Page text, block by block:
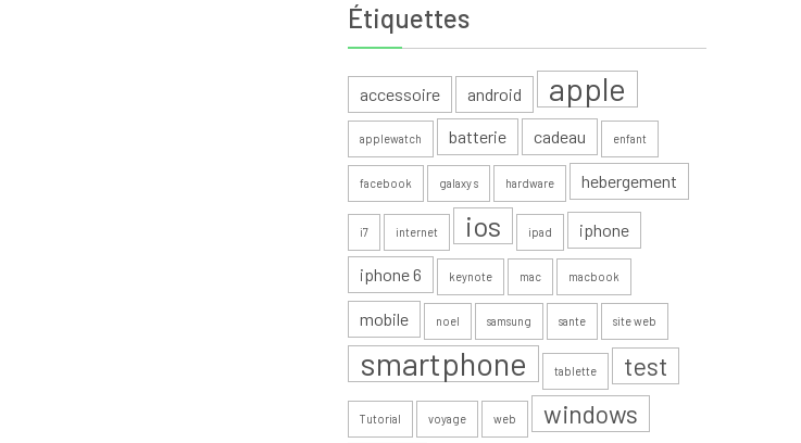
Étiquettes
accessoire android apple
applewatch batterie cadeau enfant
facebook galaxy s hardware hebergement
i7 internet ios ipad iphone
iphone 6 keynote mac macbook
mobile noel samsung sante site web
smartphone tablette test
Tutorial voyage web windows